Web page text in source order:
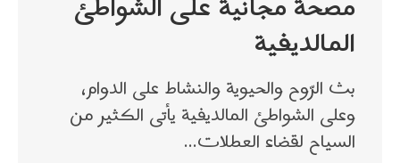
المالديفية
بث الرّوح والحيوية والنشاط على الدوام،
وعلى الشواطئ المالديفية يأتى الكثير من
السياح لقضاء العطلات…